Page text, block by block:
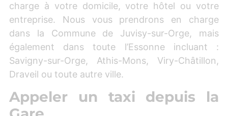
charge à votre domicile, votre hôtel ou votre
entreprise. Nous vous prendrons en charge
dans la Commune de Juvisy-sur-Orge, mais
également dans toute l’Essonne incluant :
Savigny-sur-Orge, Athis-Mons, Viry-Châtillon,
Draveil ou toute autre ville.
Appeler un taxi depuis la